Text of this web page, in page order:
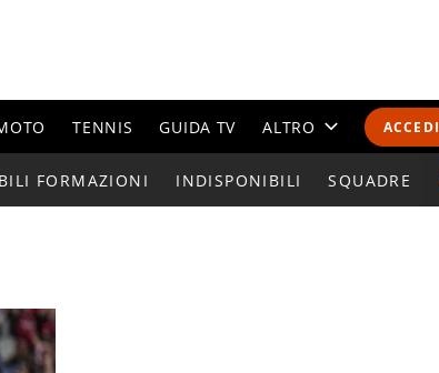
ACCEDI
TENNIS GUIDA TV ALTRO
CALENDARI E
FORMAZIONI INDISPONIBILI SQUADRE